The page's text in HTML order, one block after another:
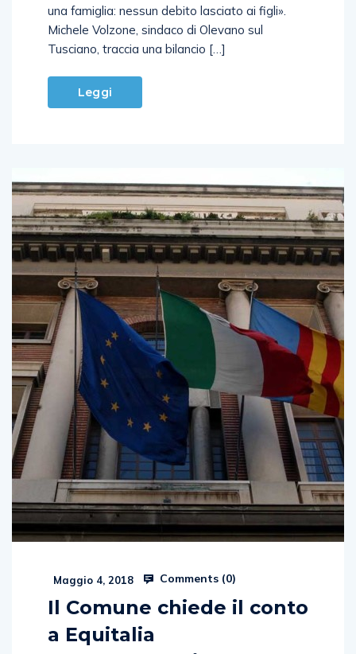
una famiglia: nessun debito lasciato ai figli».
Michele Volzone, sindaco di Olevano sul
Tusciano, traccia una bilancio […]
Leggi
Maggio 4, 2018 Comments (0)
Il Comune chiede il conto
a Equitalia